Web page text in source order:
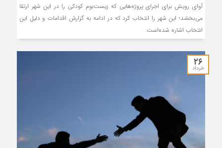
آوای رویش برای اجرای پروژه‌هایی که زیست‌بوم کودکی را در این شهر ارتقا
می‌بخشد؛ این شهر را انتخاب کرد که در ادامه به گزارش اقدامات و دلیل این
انتخاب اشاره شده‌است.
۲۶
خرداد